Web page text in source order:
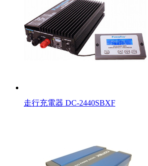
走行充電器 DC-2440SBXF